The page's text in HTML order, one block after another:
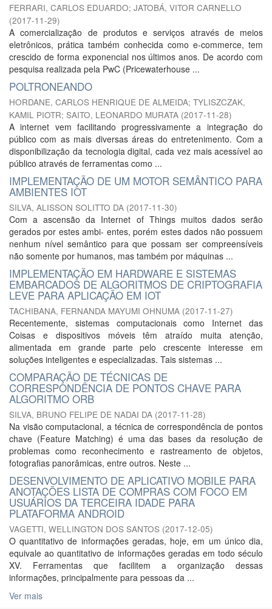
FERRARI, CARLOS EDUARDO; JATOBÁ, VITOR CARNELLO
(2017-11-29)
A comercialização de produtos e serviços através de meios
eletrônicos, prática também conhecida como e-commerce, tem
crescido de forma exponencial nos últimos anos. De acordo com
pesquisa realizada pela PwC (Pricewaterhouse ...
POLTRONEANDO
HORDANE, CARLOS HENRIQUE DE ALMEIDA; TYLISZCZAK,
KAMIL PIOTR; SAITO, LEONARDO MURATA (2017-11-28)
A internet vem facilitando progressivamente a integração do
público com as mais diversas áreas do entretenimento. Com a
disponibilização da tecnologia digital, cada vez mais acessível ao
público através de ferramentas como ...
IMPLEMENTAÇÃO DE UM MOTOR SEMÂNTICO PARA
AMBIENTES IOT
SILVA, ALISSON SOLITTO DA (2017-11-30)
Com a ascensão da Internet of Things muitos dados serão
gerados por estes ambi- entes, porém estes dados não possuem
nenhum nível semântico para que possam ser compreensíveis
não somente por humanos, mas também por máquinas ...
IMPLEMENTAÇÃO EM HARDWARE E SISTEMAS
EMBARCADOS DE ALGORITMOS DE CRIPTOGRAFIA
LEVE PARA APLICAÇÃO EM IOT
TACHIBANA, FERNANDA MAYUMI OHNUMA (2017-11-27)
Recentemente, sistemas computacionais como Internet das
Coisas e dispositivos móveis têm atraído muita atenção,
alimentada em grande parte pelo crescente interesse em
soluções inteligentes e especializadas. Tais sistemas ...
COMPARAÇÃO DE TÉCNICAS DE
CORRESPONDÊNCIA DE PONTOS CHAVE PARA
ALGORITMO ORB
SILVA, BRUNO FELIPE DE NADAI DA (2017-11-28)
Na visão computacional, a técnica de correspondência de pontos
chave (Feature Matching) é uma das bases da resolução de
problemas como reconhecimento e rastreamento de objetos,
fotografias panorâmicas, entre outros. Neste ...
DESENVOLVIMENTO DE APLICATIVO MOBILE PARA
ANOTAÇÕES LISTA DE COMPRAS COM FOCO EM
USUÁRIOS DA TERCEIRA IDADE PARA
PLATAFORMA ANDROID
VAGETTI, WELLINGTON DOS SANTOS (2017-12-05)
O quantitativo de informações geradas, hoje, em um único dia,
equivale ao quantitativo de informações geradas em todo século
XV. Ferramentas que facilitem a organização dessas
informações, principalmente para pessoas da ...
Ver mais